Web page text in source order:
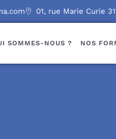
01, rue Marie Curie
SOMMES-NOUS ? NOS